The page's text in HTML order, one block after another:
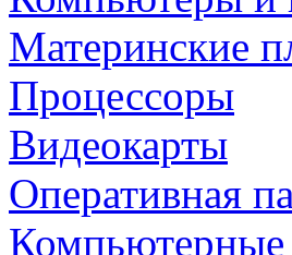
Материнские
Процессоры
Видеокарты
Оперативная
Компьютерные